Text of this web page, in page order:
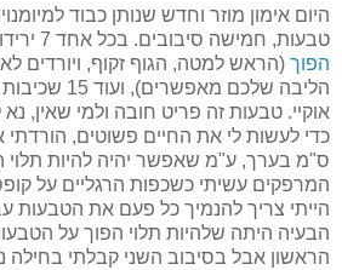
היום אימון מוזר וחדש שנותן כבוד
טבעות, חמישה סיבובים. בכל אחד 7 ירידות מהטבעות מ
הפוך (הראש למטה, הגוף זקוף, ויורדים
הליבה שלכם מאפשרים), ועוד 15 שכיבות שמיכה על טבעות.
אוקיי. טבעות זה פריט חובה ולמי שאין, נא
ס"מ בערך, ע"מ שאפשר יהיה להיות תלוי
המרפקים עשיתי כשכפות הרגליים על
הייתי צריך להנמיך כל פעם את הטבעות
הבעיה היתה שלהיות תלוי הפוך על
הראשון אבל בסיבוב השני קבלתי בחילה